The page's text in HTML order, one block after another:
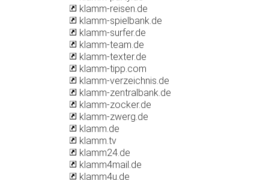
klamm-reisen.de
klamm-spielbank.de
klamm-surfer.de
klamm-team.de
klamm-texter.de
klamm-tipp.com
klamm-verzeichnis.de
klamm-zentralbank.de
klamm-zocker.de
klamm-zwerg.de
klamm.de
klamm.tv
klamm24.de
klamm4mail.de
klamm4u.de